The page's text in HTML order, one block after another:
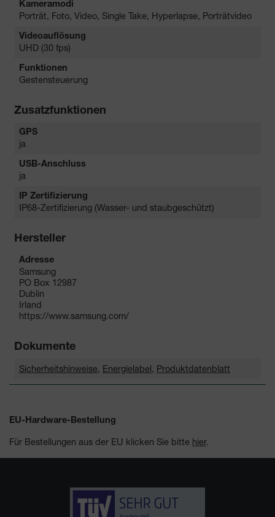
Kameramodi
Porträt, Foto, Video, Single Take, Hyperlapse, Porträtvideo
Videoauflösung
UHD (30 fps)
Funktionen
Gestensteuerung
Zusatzfunktionen
GPS
ja
USB-Anschluss
ja
IP Zertifizierung
IP68-Zertifizierung (Wasser- und staubgeschützt)
Hersteller
Adresse
Samsung
PO Box 12987
Dublin
Irland
https://www.samsung.com/
Dokumente
Sicherheitshinweise, Energielabel, Produktdatenblatt
EU-Hardware-Bestellung
Für Bestellungen aus der EU klicken Sie bitte hier.